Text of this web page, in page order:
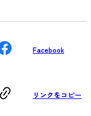
Facebook
リンクをコピー